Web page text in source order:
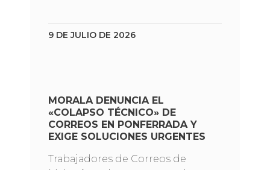
9 DE JULIO DE 2026
MORALA DENUNCIA EL
«COLAPSO TÉCNICO» DE
CORREOS EN PONFERRADA Y
EXIGE SOLUCIONES URGENTES
Trabajadores de Correos de